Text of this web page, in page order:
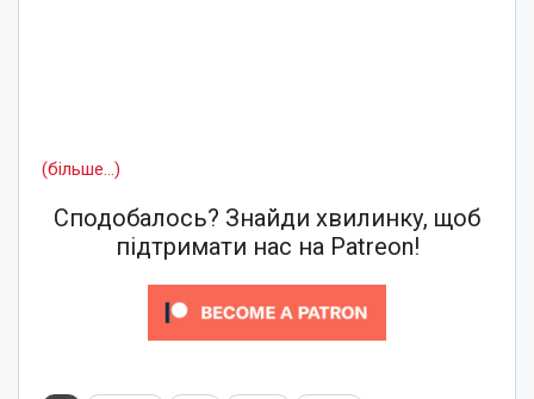
(більше…)
Сподобалось? Знайди хвилинку, щоб
підтримати нас на Patreon!